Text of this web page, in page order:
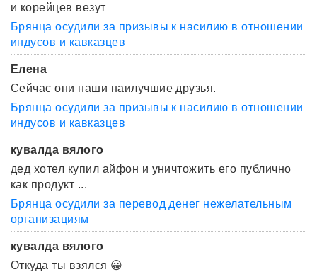
и корейцев везут
Брянца осудили за призывы к насилию в отношении
индусов и кавказцев
Елена
Сейчас они наши наилучшие друзья.
Брянца осудили за призывы к насилию в отношении
индусов и кавказцев
кувалда вялого
дед хотел купил айфон и уничтожить его публично
как продукт ...
Брянца осудили за перевод денег нежелательным
организациям
кувалда вялого
Откуда ты взялся 😀